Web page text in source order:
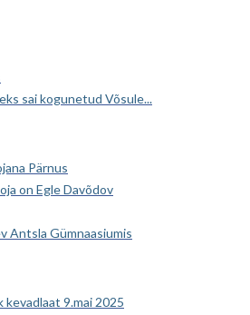
sai kogunetud Võsule...
Pärnus
on Egle Davõdov
Antsla Gümnaasiumis
kevadlaat 9.mai 2025